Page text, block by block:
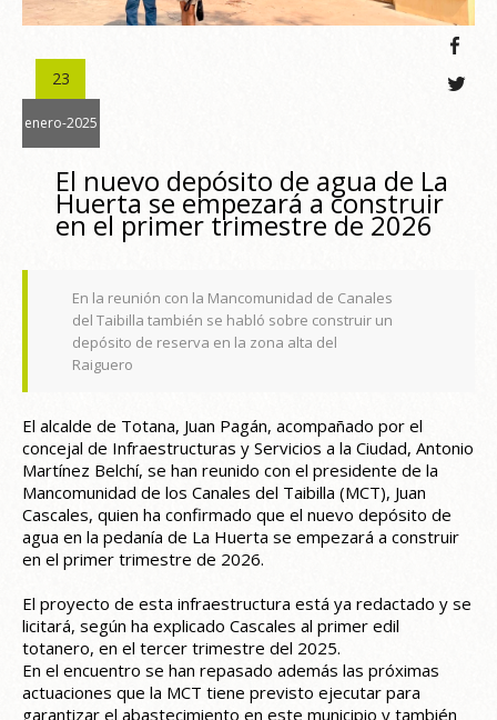
23
enero-2025
El nuevo depósito de agua de La
Huerta se empezará a construir
en el primer trimestre de 2026
En la reunión con la Mancomunidad de Canales
del Taibilla también se habló sobre construir un
depósito de reserva en la zona alta del
Raiguero
El alcalde de Totana, Juan Pagán, acompañado por el
concejal de Infraestructuras y Servicios a la Ciudad, Antonio
Martínez Belchí, se han reunido con el presidente de la
Mancomunidad de los Canales del Taibilla (MCT), Juan
Cascales, quien ha confirmado que el nuevo depósito de
agua en la pedanía de La Huerta se empezará a construir
en el primer trimestre de 2026.
El proyecto de esta infraestructura está ya redactado y se
licitará, según ha explicado Cascales al primer edil
totanero, en el tercer trimestre del 2025.
En el encuentro se han repasado además las próximas
actuaciones que la MCT tiene previsto ejecutar para
garantizar el abastecimiento en este municipio y también